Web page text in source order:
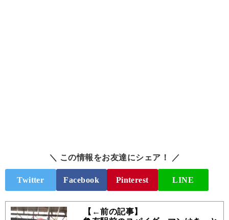
＼ この情報をお友達にシェア！ ／
Twitter Facebook Pinterest LINE
【←前の記事】